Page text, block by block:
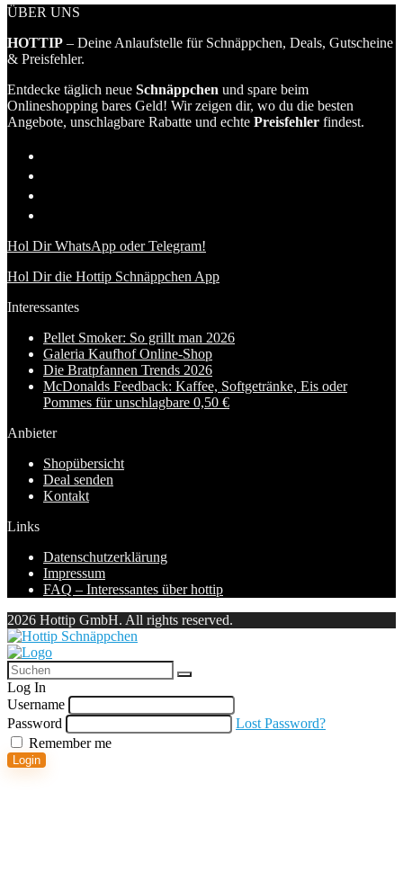
ÜBER UNS
HOTTIP – Deine Anlaufstelle für Schnäppchen, Deals, Gutscheine
& Preisfehler.
Entdecke täglich neue Schnäppchen und spare beim
Onlineshopping bares Geld! Wir zeigen dir, wo du die besten
Angebote, unschlagbare Rabatte und echte Preisfehler findest.
Hol Dir WhatsApp oder Telegram!
Hol Dir die Hottip Schnäppchen App
Interessantes
Pellet Smoker: So grillt man 2026
Galeria Kaufhof Online-Shop
Die Bratpfannen Trends 2026
McDonalds Feedback: Kaffee, Softgetränke, Eis oder
Pommes für unschlagbare 0,50 €
Anbieter
Shopübersicht
Deal senden
Kontakt
Links
Datenschutzerklärung
Impressum
FAQ – Interessantes über hottip
2026 Hottip GmbH. All rights reserved.
Log In
Username
Password
Lost Password?
Remember me
Login